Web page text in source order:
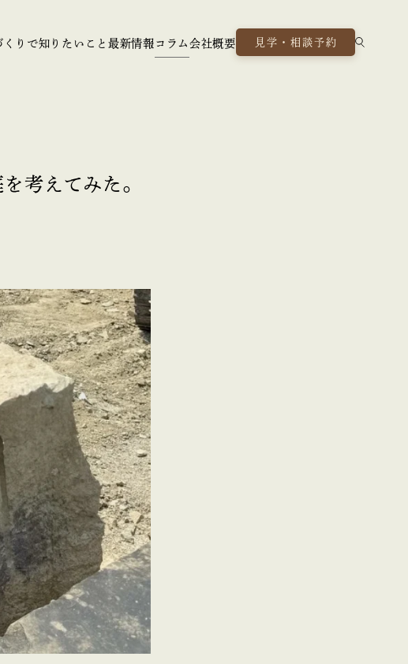
くりで知りたいこと最新情報 コラム 会社概要 見学・相談予約
考えてみた。